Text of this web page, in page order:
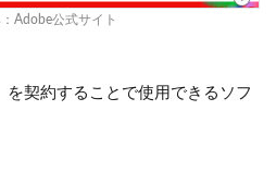
Adobe公式サイ ト
契約することで使用できるソフ